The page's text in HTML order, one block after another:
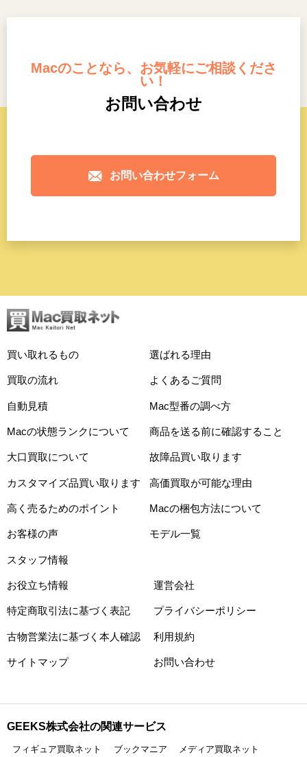
Macのことなら、お気軽にご相談くださ
い！
お問い合わせ
お問い合わせフォーム
買い取れるもの 選ばれる理由
買取の流れ よくあるご質問
自動見積 Mac型番の調べ方
Macの状態ランクについて 商品を送る前に確認すること
大口買取について 故障品買い取ります
カスタマイズ品買い取ります 高価買取が可能な理由
高く売るためのポイント Macの梱包方法について
お客様の声 モデル一覧
スタッフ情報
お役立ち情報 運営会社
特定商取引法に基づく表記 プライバシーポリシー
古物営業法に基づく本人確認 利用規約
サイトマップ お問い合わせ
GEEKS株式会社の関連サービス
フィギュア買取ネット ブックマニア メディア買取ネット